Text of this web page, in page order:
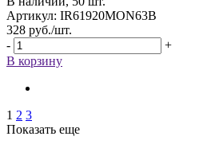
Артикул: IR61920MON63B
328 руб./шт.
-
+
В корзину
1 2 3
Показать еще